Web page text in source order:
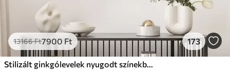
Eco-Prémium
Tól12405Ft
✓Élénk, gazdag színek
✓Fakulásálló
13166Ft7900 Ft 173
Stilizált ginkgólevelek nyugodt színekben